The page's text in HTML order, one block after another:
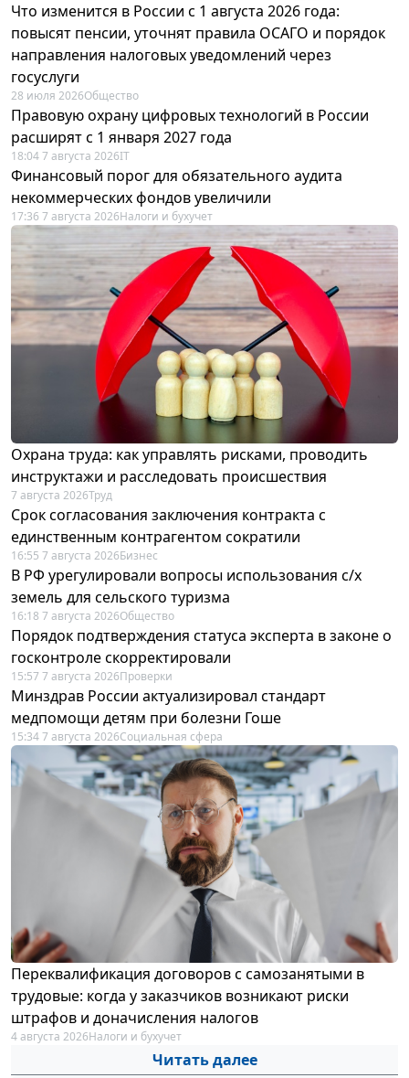
Что изменится в России с 1 августа 2026 года:
повысят пенсии, уточнят правила ОСАГО и порядок
направления налоговых уведомлений через
госуслуги
28 июля 2026Общество
Правовую охрану цифровых технологий в России
расширят с 1 января 2027 года
18:04 7 августа 2026IT
Финансовый порог для обязательного аудита
некоммерческих фондов увеличили
17:36 7 августа 2026Налоги и бухучет
Охрана труда: как управлять рисками, проводить
инструктажи и расследовать происшествия
7 августа 2026Труд
Срок согласования заключения контракта с
единственным контрагентом сократили
16:55 7 августа 2026Бизнес
В РФ урегулировали вопросы использования с/х
земель для сельского туризма
16:18 7 августа 2026Общество
Порядок подтверждения статуса эксперта в законе о
госконтроле скорректировали
15:57 7 августа 2026Проверки
Минздрав России актуализировал стандарт
медпомощи детям при болезни Гоше
15:34 7 августа 2026Социальная сфера
Переквалификация договоров с самозанятыми в
трудовые: когда у заказчиков возникают риски
штрафов и доначисления налогов
4 августа 2026Налоги и бухучет
Читать далее